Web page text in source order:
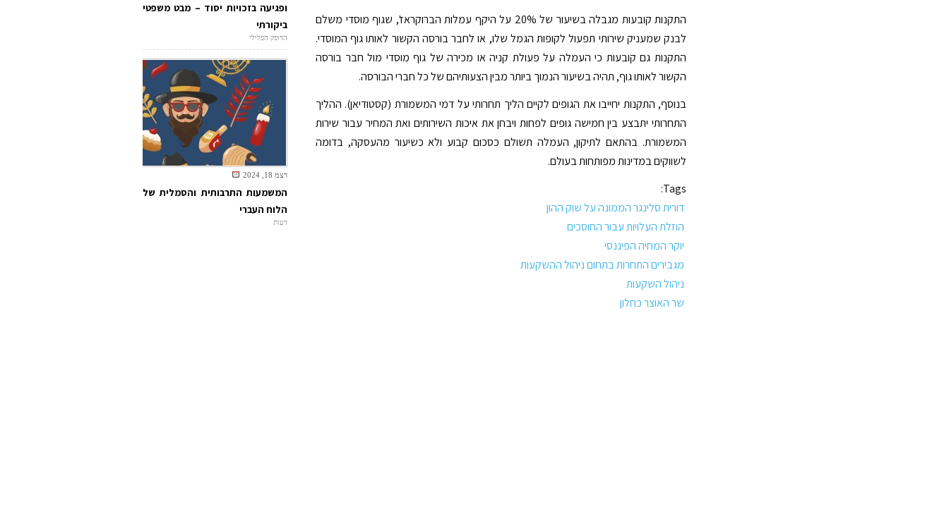
התקנות קובעות מגבלה בשיעור של 20% על היקף עמלות הברוקראז', שגוף מוסדי משלם
לבנק שמעניק שירותי תפעול לקופות הגמל שלו, או לחבר בורסה הקשור לאותו גוף המוסדי.
התקנות גם קובעות כי העמלה על פעולת קניה או מכירה של גוף מוסדי מול חבר בורסה
הקשור לאותו גוף, תהיה בשיעור הנמוך ביותר מבין הצעותיהם של כל חברי הבורסה.
בנוסף, התקנות יחייבו את הגופים לקיים הליך תחרותי על דמי המשמורת (קסטודיאן). ההליך
התחרותי יתבצע בין חמישה גופים לפחות ויבחן את איכות השירותים ואת המחיר עבור שירות
המשמורת. בהתאם לתיקון, העמלה תשולם כסכום קבוע ולא כשיעור מהעסקה, בדומה
לשווקים במדינות מפותחות בעולם.
Tags:
דורית סלינגר הממונה על שוק ההון
הוזלת העלויות עבור החוסכים
יוקר המחיה הפיננסי
מגבירים התחרות בתחום ניהול ההשקעות
ניהול השקעות
שר האוצר כחלון
ופגיעה בזכויות יסוד – מבט משפטי
ביקורתי
הדופק הפלילי
דצמ 18, 2024
המשמעות התרבותית והסמלית של
הלוח העברי
דעות